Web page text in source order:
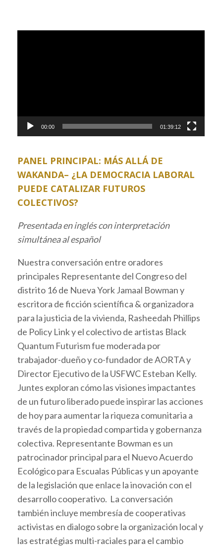
00:00 01:39:12
PANEL PRINCIPAL: MÁS ALLÁ DE
WAKANDA– ¿LA DEMOCRACIA LABORAL
PUEDE CATALIZAR FUTUROS
COLECTIVOS?
Presentada en inglés con interpretación
simultánea al español
Nuestra conversación entre oradores
principales Representante del Congreso del
distrito 16 de Nueva York Jamaal Bowman y
escritora de ficción scientífica & organizadora
para la justicia de la vivienda, Rasheedah Phillips
de Policy Link y el colectivo de artistas Black
Quantum Futurism fue moderada por
trabajador-dueño y co-fundador de AORTA y
Director Ejecutivo de la USFWC Esteban Kelly.
Juntes exploran cómo las visiones impactantes
de un futuro liberado puede inspirar las acciones
de hoy para aumentar la riqueza comunitaria a
través de la propiedad compartida y gobernanza
colectiva. Representante Bowman es un
patrocinador principal para el Nuevo Acuerdo
Ecológico para Escualas Públicas y un apoyante
de la legislación que enlace la inovación con el
desarrollo cooperativo. La conversación
también incluye membresía de cooperativas
activistas en dialogo sobre la organización local y
las estratégias multi-raciales para el cambio